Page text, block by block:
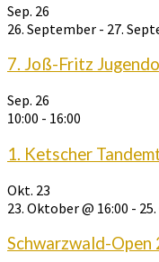
Sep. 26
26. September - 27.
7. Joß-Fritz
Sep. 26
10:00 - 16:00
1. Ketscher
Okt. 23
23. Oktober @ 16:00 -
Schwarzwald-Open